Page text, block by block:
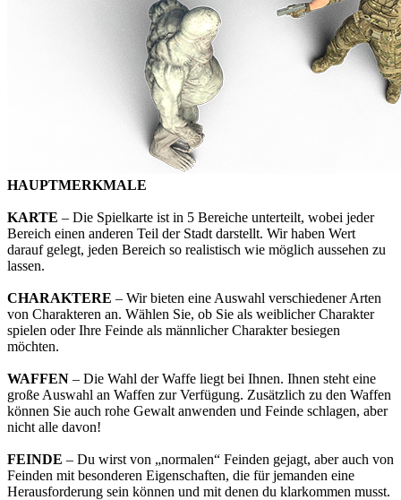
HAUPTMERKMALE
KARTE – Die Spielkarte ist in 5 Bereiche unterteilt, wobei jeder
Bereich einen anderen Teil der Stadt darstellt. Wir haben Wert
darauf gelegt, jeden Bereich so realistisch wie möglich aussehen zu
lassen.
CHARAKTERE – Wir bieten eine Auswahl verschiedener Arten
von Charakteren an. Wählen Sie, ob Sie als weiblicher Charakter
spielen oder Ihre Feinde als männlicher Charakter besiegen
möchten.
WAFFEN – Die Wahl der Waffe liegt bei Ihnen. Ihnen steht eine
große Auswahl an Waffen zur Verfügung. Zusätzlich zu den Waffen
können Sie auch rohe Gewalt anwenden und Feinde schlagen, aber
nicht alle davon!
FEINDE – Du wirst von „normalen“ Feinden gejagt, aber auch von
Feinden mit besonderen Eigenschaften, die für jemanden eine
Herausforderung sein können und mit denen du klarkommen musst.